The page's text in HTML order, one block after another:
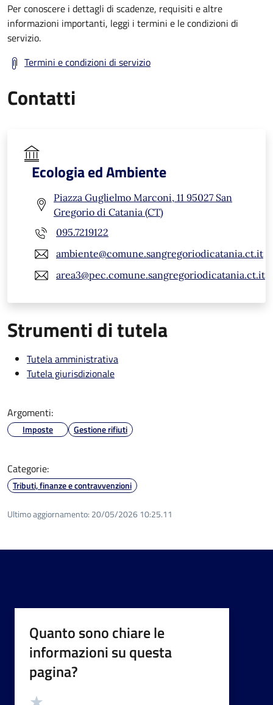
Per conoscere i dettagli di scadenze, requisiti e altre
informazioni importanti, leggi i termini e le condizioni di
servizio.
Termini e condizioni di servizio
Contatti
Ecologia ed Ambiente
Piazza Guglielmo Marconi, 11 95027 San
Gregorio di Catania (CT)
095.7219122
ambiente@comune.sangregoriodicatania.ct.it
area3@pec.comune.sangregoriodicatania.ct.it
Strumenti di tutela
Tutela amministrativa
Tutela giurisdizionale
Argomenti:
Imposte Gestione rifiuti
Categorie:
Tributi, finanze e contravvenzioni
Ultimo aggiornamento: 20/05/2026 10:25.11
Quanto sono chiare le
informazioni su questa
pagina?
Valutazione